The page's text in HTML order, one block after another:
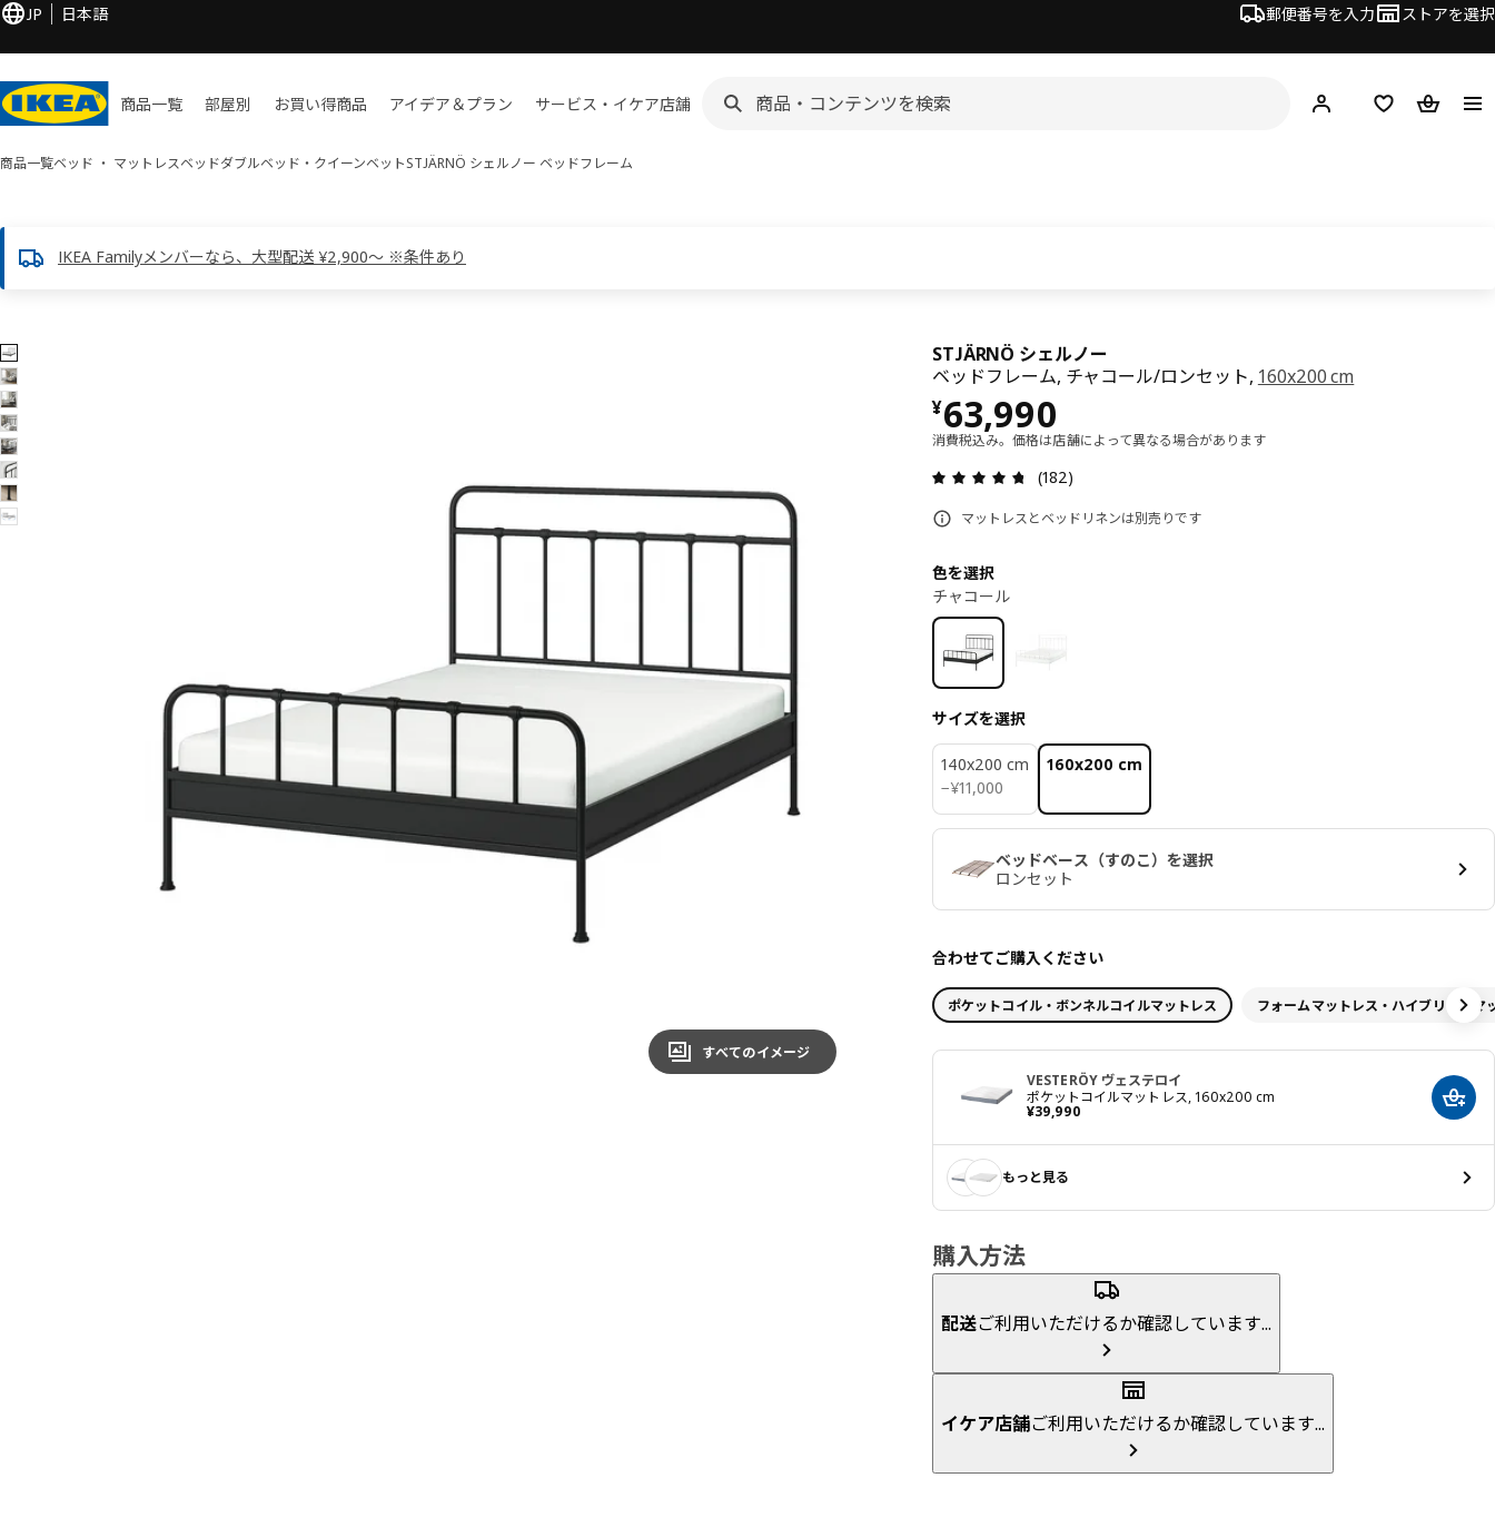
JP 日本語 郵便番号を入力 ストアを選択
商品一覧 部屋別 お買い​得商品 アイデア＆プラン サービス・イケア店舗 ログイン・新規入会
欲しいものリスト
カート
商品一覧ベッド ・ マットレスベッドダブルベッド・クイーンベットSTJÄRNÖ シェルノー ベッドフレーム
IKEA Familyメンバーなら、大型配送 ¥2,900～ ※条件あり
8 STJÄRNÖ シェルノー画像
スキップ
Image zoomed out, normal view
すべてのイメージ
STJÄRNÖ シェルノー
ベッドフレーム, チャコール/ロンセット, 160x200 cm
¥63,990
価格 ¥ 63990
消費税込み。価格は店舗によって異なる場合があります
(182)
マットレスとベッドリネンは別売りです
色を選択
チャコール
サイズを選択
140x200 cm
−¥11,000
¥ 11000
160x200 cm
ベッドベース（すのこ）を選択
ロンセット
合わせてご購入ください
ポケットコイル・ボンネルコイルマットレス フォームマットレス・ハイブリッドマ
VESTERÖY ヴェステロイ
ポケットコイルマットレス, 160x200 cm
¥39,990
価格 ¥ 39990 カー
もっと見る
購入方法
配送ご利用いただけるか確認しています...
イケア店舗ご利用いただけるか確認しています...